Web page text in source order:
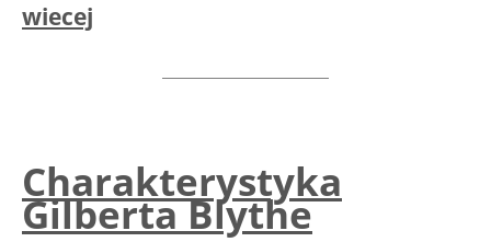
wiecej
Charakterystyka
Gilberta Blythe